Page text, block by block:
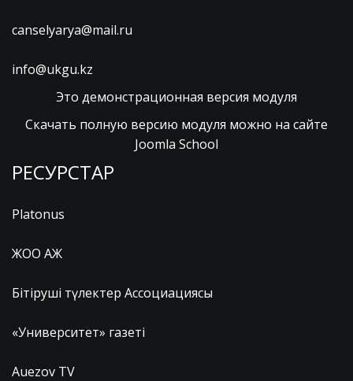
canselyarya@mail.ru
info@ukgu.kz
Это демонстрационная версия модуля
Скачать полную версию модуля можно на сайте
Joomla School
РЕСУРСТАР
Platonus
ЖОО АЖ
Бітіруші түлектер Ассоциациясы
«Университет» газеті
Auezov TV